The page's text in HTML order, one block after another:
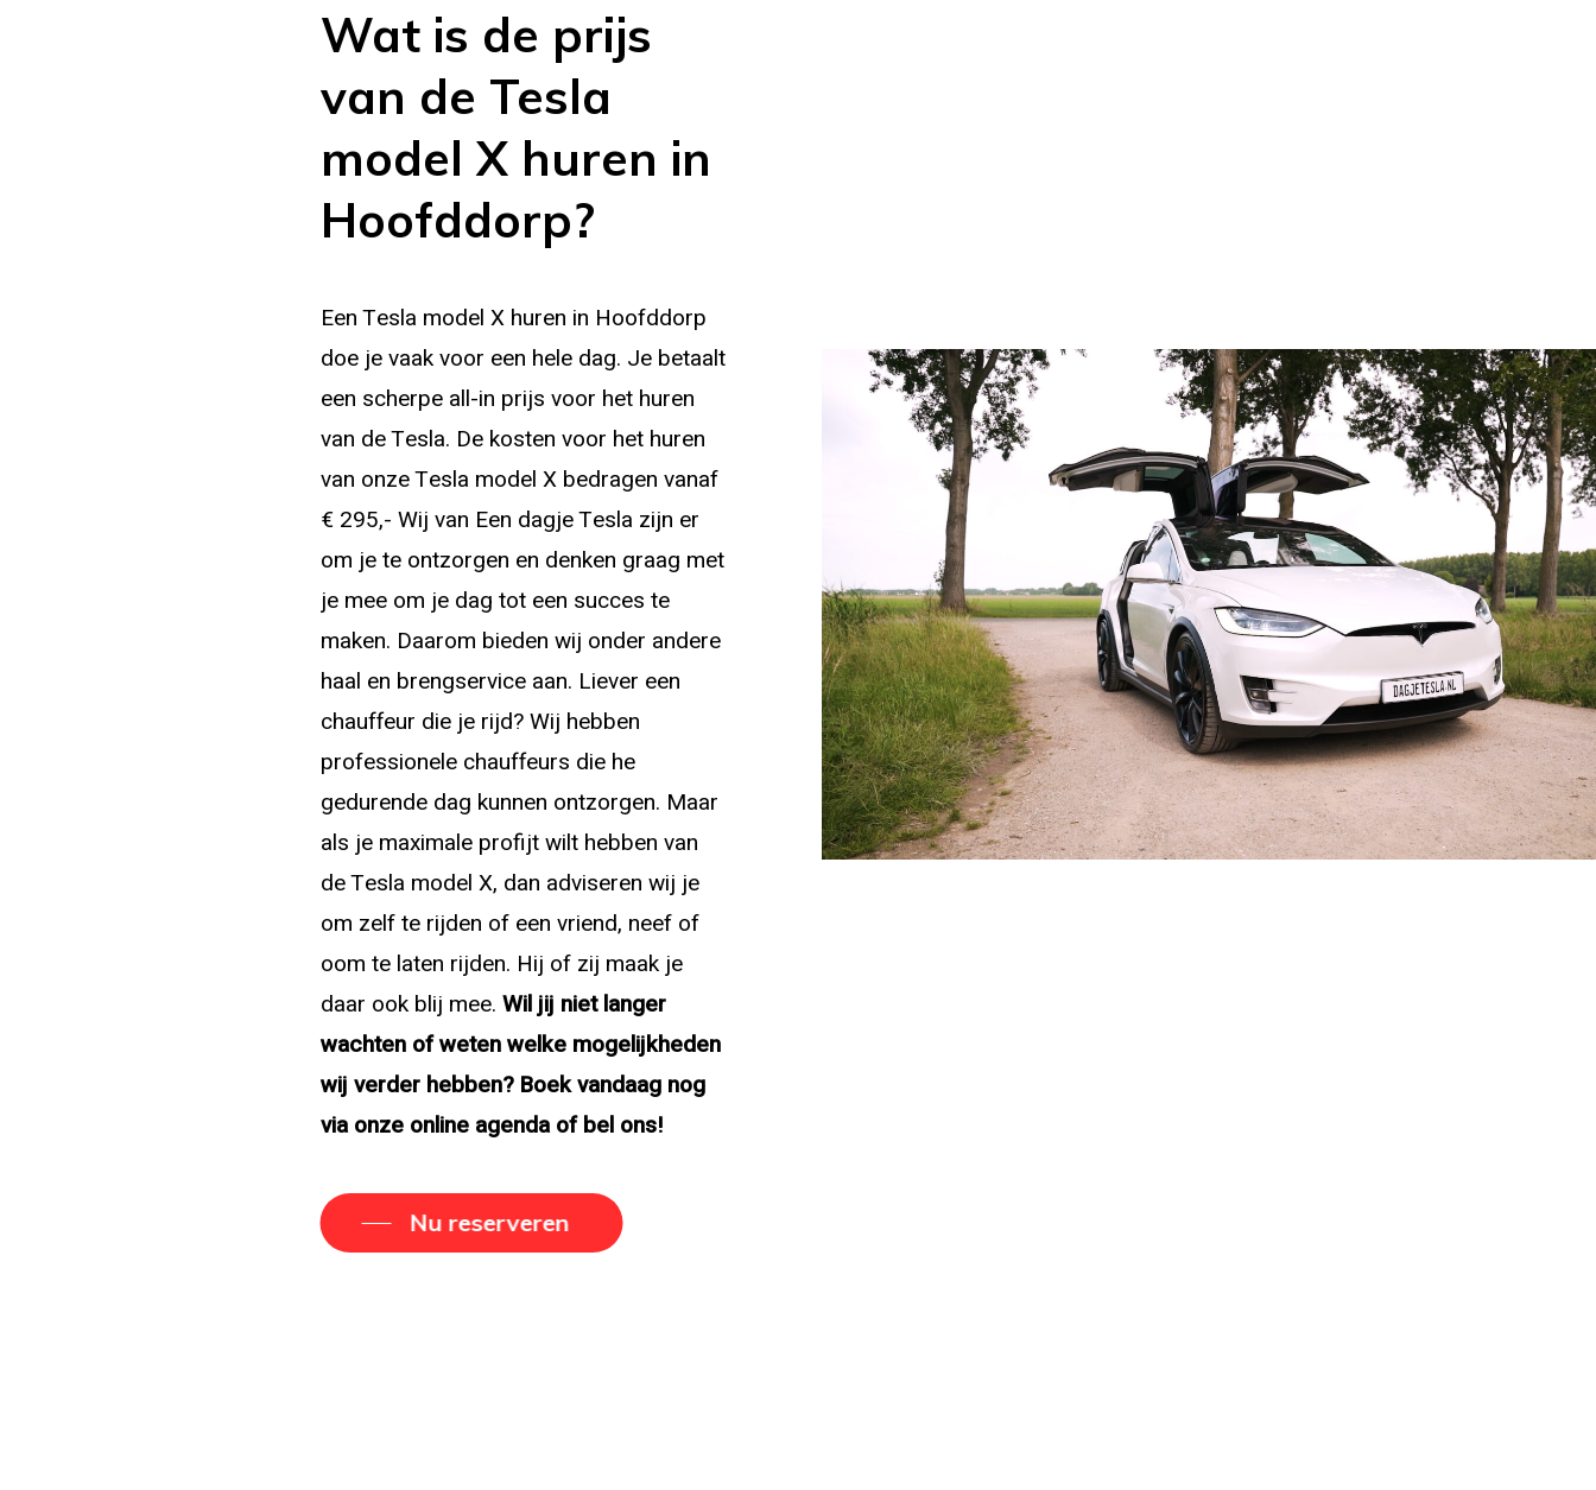
Wat is de prijs
van de Tesla
model X huren in
Hoofddorp?
Een Tesla model X huren in Hoofddorp
doe je vaak voor een hele dag. Je betaalt
een scherpe all-in prijs voor het huren
van de Tesla. De kosten voor het huren
van onze Tesla model X bedragen vanaf
€ 295,- Wij van Een dagje Tesla zijn er
om je te ontzorgen en denken graag met
je mee om je dag tot een succes te
maken. Daarom bieden wij onder andere
haal en brengservice aan. Liever een
chauffeur die je rijd? Wij hebben
professionele chauffeurs die he
gedurende dag kunnen ontzorgen. Maar
als je maximale profijt wilt hebben van
de Tesla model X, dan adviseren wij je
om zelf te rijden of een vriend, neef of
oom te laten rijden. Hij of zij maak je
daar ook blij mee. Wil jij niet langer
wachten of weten welke mogelijkheden
wij verder hebben? Boek vandaag nog
via onze online agenda of bel ons!
Nu reserveren